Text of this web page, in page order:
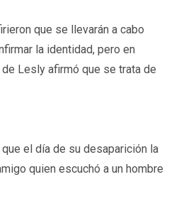
que se llevarán a cabo
la identidad, pero en
Lesly afirmó que se trata de
el día de su desaparición la
quien escuchó a un hombre